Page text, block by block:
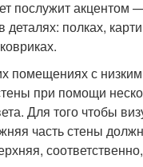
послужит акцентом
деталях: полках,
помещениях с
при помощи
Для того чтобы
часть стены